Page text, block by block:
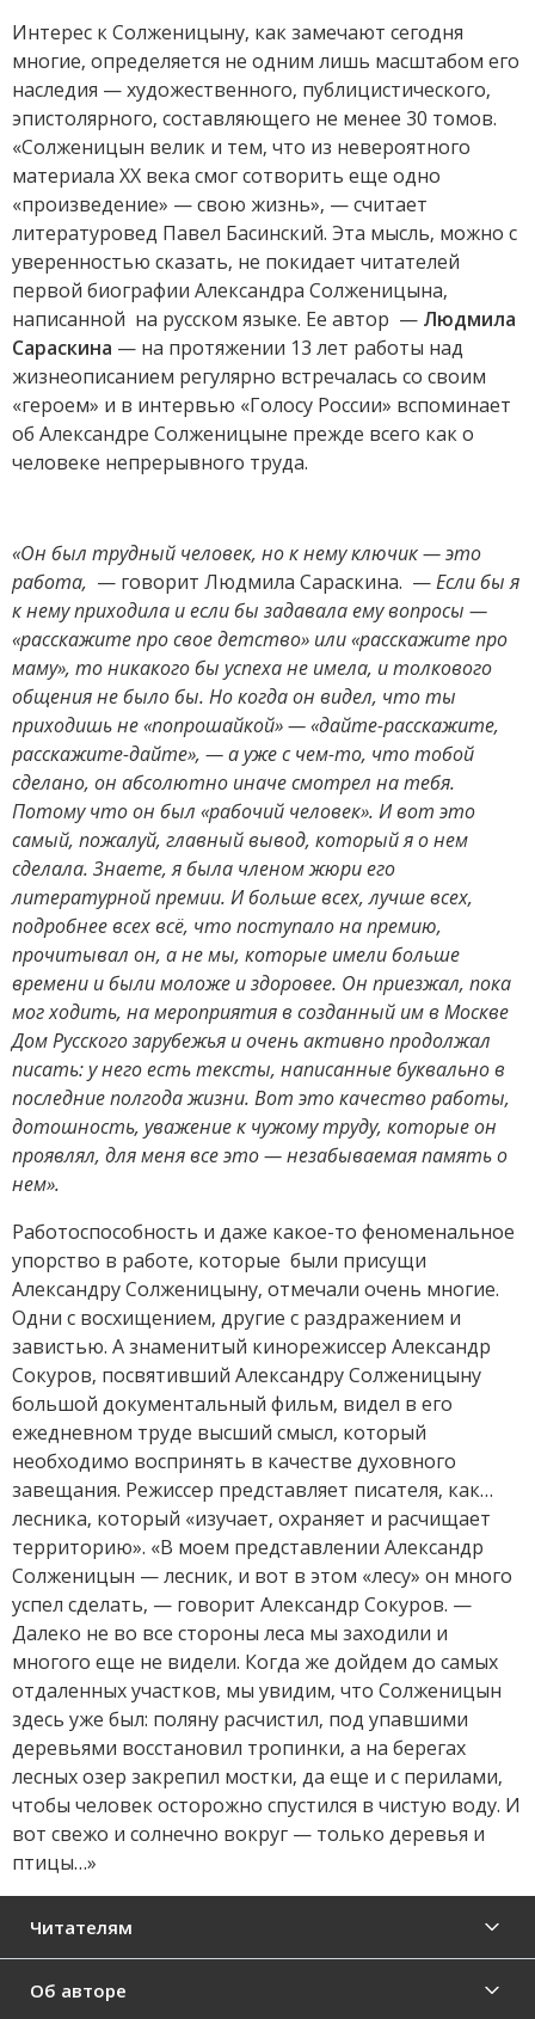
Интерес к Солженицыну, как замечают сегодня
многие, определяется не одним лишь масштабом его
наследия — художественного, публицистического,
эпистолярного, составляющего не менее 30 томов.
«Солженицын велик и тем, что из невероятного
материала XX века смог сотворить еще одно
«произведение» — свою жизнь», — считает
литературовед Павел Басинский. Эта мысль, можно с
уверенностью сказать, не покидает читателей
первой биографии Александра Солженицына,
написанной на русском языке. Ее автор — Людмила
Сараскина — на протяжении 13 лет работы над
жизнеописанием регулярно встречалась со своим
«героем» и в интервью «Голосу России» вспоминает
об Александре Солженицыне прежде всего как о
человеке непрерывного труда.
«Он был трудный человек, но к нему ключик — это
работа, — говорит Людмила Сараскина. —Если бы я
к нему приходила и если бы задавала ему вопросы —
«расскажите про свое детство» или «расскажите про
маму», то никакого бы успеха не имела, и толкового
общения не было бы. Но когда он видел, что ты
приходишь не «попрошайкой» — «дайте-расскажите,
расскажите-дайте», — а уже с чем-то, что тобой
сделано, он абсолютно иначе смотрел на тебя.
Потому что он был «рабочий человек». И вот это
самый, пожалуй, главный вывод, который я о нем
сделала. Знаете, я была членом жюри его
литературной премии. И больше всех, лучше всех,
подробнее всех всё, что поступало на премию,
прочитывал он, а не мы, которые имели больше
времени и были моложе и здоровее. Он приезжал, пока
мог ходить, на мероприятия в созданный им в Москве
Дом Русского зарубежья и очень активно продолжал
писать: у него есть тексты, написанные буквально в
последние полгода жизни. Вот это качество работы,
дотошность, уважение к чужому труду, которые он
проявлял, для меня все это — незабываемая память о
нем».
Работоспособность и даже какое-то феноменальное
упорство в работе, которые были присущи
Александру Солженицыну, отмечали очень многие.
Одни с восхищением, другие с раздражением и
завистью. А знаменитый кинорежиссер Александр
Сокуров, посвятивший Александру Солженицыну
большой документальный фильм, видел в его
ежедневном труде высший смысл, который
необходимо воспринять в качестве духовного
завещания. Режиссер представляет писателя, как…
лесника, который «изучает, охраняет и расчищает
территорию». «В моем представлении Александр
Солженицын — лесник, и вот в этом «лесу» он много
успел сделать, — говорит Александр Сокуров. —
Далеко не во все стороны леса мы заходили и
многого еще не видели. Когда же дойдем до самых
отдаленных участков, мы увидим, что Солженицын
здесь уже был: поляну расчистил, под упавшими
деревьями восстановил тропинки, а на берегах
лесных озер закрепил мостки, да еще и с перилами,
чтобы человек осторожно спустился в чистую воду. И
вот свежо и солнечно вокруг — только деревья и
птицы…»
Читателям
Об авторе